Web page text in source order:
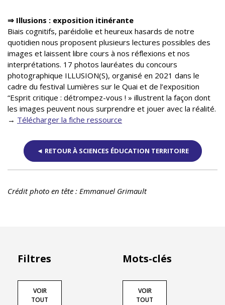
⇒ Illusions : exposition itinérante
Biais cognitifs, paréidolie et heureux hasards de notre
quotidien nous proposent plusieurs lectures possibles des
images et laissent libre cours à nos réflexions et nos
interprétations. 17 photos lauréates du concours
photographique ILLUSION(S), organisé en 2021 dans le
cadre du festival Lumières sur le Quai et de l’exposition
“Esprit critique : détrompez-vous ! » illustrent la façon dont
les images peuvent nous surprendre et jouer avec la réalité.
→ Télécharger la fiche ressource
◄ RETOUR À SCIENCES ÉDUCATION TERRITOIRE
Crédit photo en tête : Emmanuel Grimault
Filtres
VOIR
TOUT
Mots-clés
VOIR
TOUT